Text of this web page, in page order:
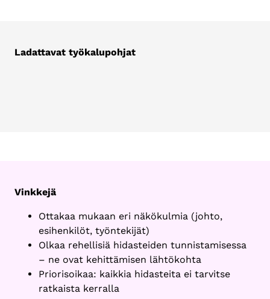
Ladattavat työkalupohjat
Vinkkejä
Ottakaa mukaan eri näkökulmia (johto,
esihenkilöt, työntekijät)
Olkaa rehellisiä hidasteiden tunnistamisessa
– ne ovat kehittämisen lähtökohta
Priorisoikaa: kaikkia hidasteita ei tarvitse
ratkaista kerralla